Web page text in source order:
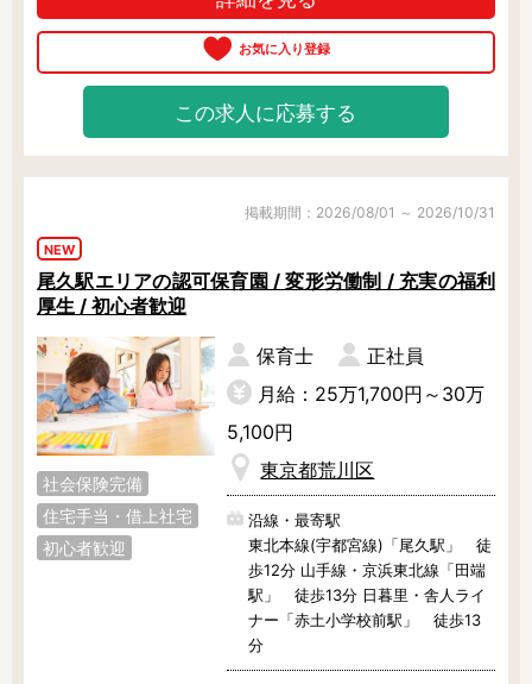
組みを実施しています。
たい方なら、きっと、早く職場に行
きたくなるくらい毎日を楽しく過ご
せると思います。
コンプライアンスに対しての取り組
キャリアプランも豊富にありますの
まずは見学から大歓迎！ぜひ、お気
軽にお問い合わせくださいね！
この求人に応募する
掲載期間：2026/08/01 ～ 2026/10/31
NEW
尾久駅エリアの認可保育園 / 変形労働制 / 充実の福利
厚生 / 初心者歓迎
社会保険完備
住宅手当・借上社宅
初心者歓迎
保育士
正社員
月給：25万1,700円～30万
5,100円
東京都荒川区
沿線・最寄駅
東北本線(宇都宮線)「尾久駅」 徒
歩12分 山手線・京浜東北線「田端
駅」 徒歩13分 日暮里・舎人ライ
ナー「赤土小学校前駅」 徒歩13
分